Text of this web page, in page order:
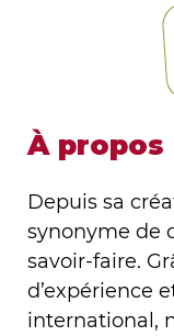
À propos
Depuis sa
synonyme de
savoir-faire.
d’expérience
international,